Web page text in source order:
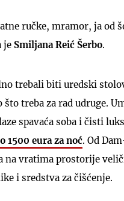
ručke, mramor, ja od
je Smiljana Reić Šerbo.
trebali biti uredski
što treba za rad udruge.
spavaća soba i čisti
1500 eura za noć. Od
na vratima prostorije
i sredstva za čišćenje.